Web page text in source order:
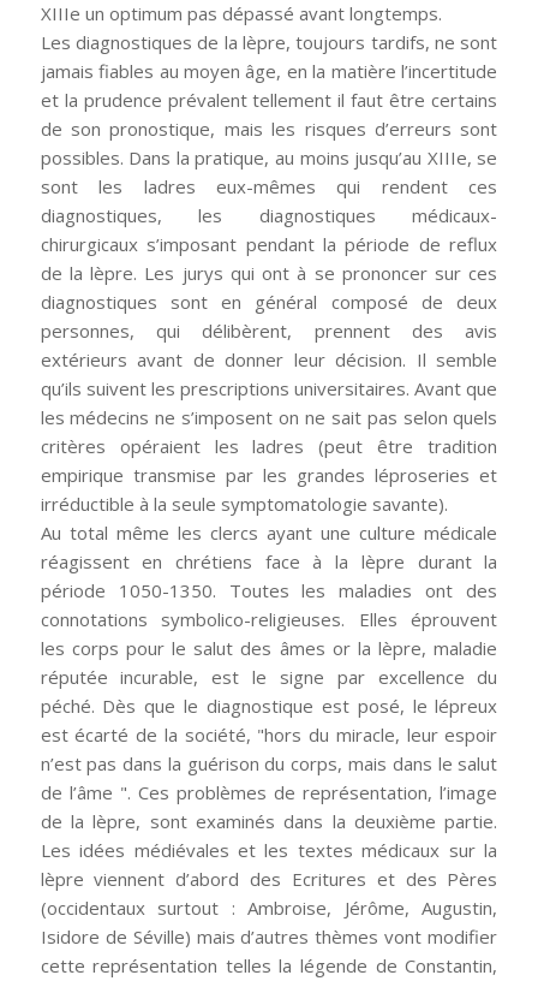
XIIIe un optimum pas dépassé avant longtemps.
Les diagnostiques de la lèpre, toujours tardifs, ne sont
jamais fiables au moyen âge, en la matière l’incertitude
et la prudence prévalent tellement il faut être certains
de son pronostique, mais les risques d’erreurs sont
possibles. Dans la pratique, au moins jusqu’au XIIIe, se
sont les ladres eux-mêmes qui rendent ces
diagnostiques, les diagnostiques médicaux-
chirurgicaux s’imposant pendant la période de reflux
de la lèpre. Les jurys qui ont à se prononcer sur ces
diagnostiques sont en général composé de deux
personnes, qui délibèrent, prennent des avis
extérieurs avant de donner leur décision. Il semble
qu’ils suivent les prescriptions universitaires. Avant que
les médecins ne s’imposent on ne sait pas selon quels
critères opéraient les ladres (peut être tradition
empirique transmise par les grandes léproseries et
irréductible à la seule symptomatologie savante).
Au total même les clercs ayant une culture médicale
réagissent en chrétiens face à la lèpre durant la
période 1050-1350. Toutes les maladies ont des
connotations symbolico-religieuses. Elles éprouvent
les corps pour le salut des âmes or la lèpre, maladie
réputée incurable, est le signe par excellence du
péché. Dès que le diagnostique est posé, le lépreux
est écarté de la société, "hors du miracle, leur espoir
n’est pas dans la guérison du corps, mais dans le salut
de l’âme ". Ces problèmes de représentation, l’image
de la lèpre, sont examinés dans la deuxième partie.
Les idées médiévales et les textes médicaux sur la
lèpre viennent d’abord des Ecritures et des Pères
(occidentaux surtout : Ambroise, Jérôme, Augustin,
Isidore de Séville) mais d’autres thèmes vont modifier
cette représentation telles la légende de Constantin,